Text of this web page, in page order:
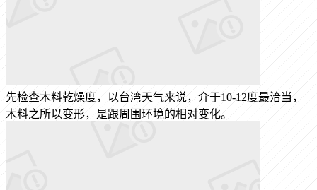
先检查木料乾燥度，以台湾天气来说，介于10-12度最洽当，
木料之所以变形，是跟周围环境的相对变化。